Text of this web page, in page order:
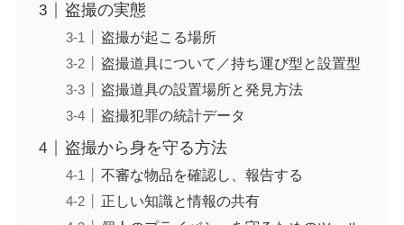
盗撮の実態
盗撮が起こる場所
盗撮道具について／持ち運び型と設置型
盗撮道具の設置場所と発見方法
盗撮犯罪の統計データ
盗撮から身を守る方法
不審な物品を確認し、報告する
正しい知識と情報の共有